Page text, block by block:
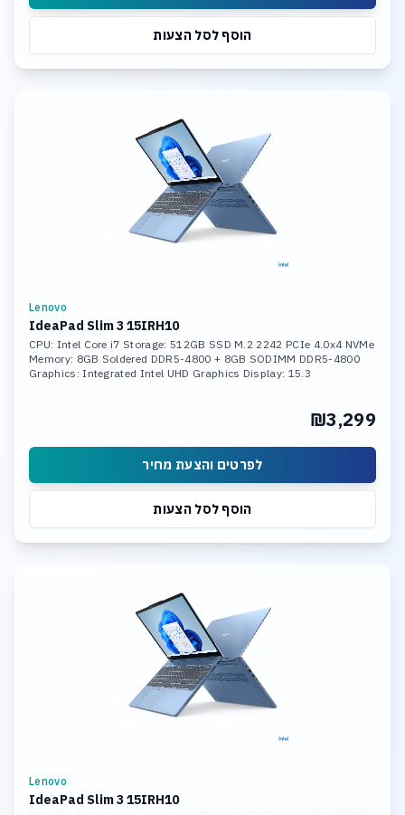
הוסף לסל הצעות
Lenovo
IdeaPad Slim 3 15IRH10
CPU: Intel Core i7 Storage: 512GB SSD M.2 2242 PCIe 4.0x4 NVMe
Memory: 8GB Soldered DDR5-4800 + 8GB SODIMM DDR5-4800
Graphics: Integrated Intel UHD Graphics Display: 15.3
₪3,299
לפרטים והצעת מחיר
הוסף לסל הצעות
Lenovo
IdeaPad Slim 3 15IRH10